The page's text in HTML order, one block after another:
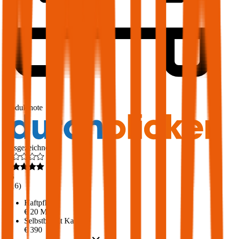
Produktnote
Ausgezeichnet
4,6
216)
Haftpflicht
€ 20 Mio.
Selbstbehalt Kasko
€ 390